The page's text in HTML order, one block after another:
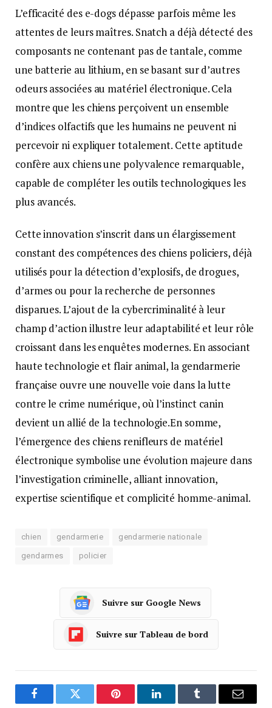
L’efficacité des e-dogs dépasse parfois même les
attentes de leurs maîtres. Snatch a déjà détecté des
composants ne contenant pas de tantale, comme
une batterie au lithium, en se basant sur d’autres
odeurs associées au matériel électronique. Cela
montre que les chiens perçoivent un ensemble
d’indices olfactifs que les humains ne peuvent ni
percevoir ni expliquer totalement. Cette aptitude
confère aux chiens une polyvalence remarquable,
capable de compléter les outils technologiques les
plus avancés.
Cette innovation s’inscrit dans un élargissement
constant des compétences des chiens policiers, déjà
utilisés pour la détection d’explosifs, de drogues,
d’armes ou pour la recherche de personnes
disparues. L’ajout de la cybercriminalité à leur
champ d’action illustre leur adaptabilité et leur rôle
croissant dans les enquêtes modernes. En associant
haute technologie et flair animal, la gendarmerie
française ouvre une nouvelle voie dans la lutte
contre le crime numérique, où l’instinct canin
devient un allié de la technologie.En somme,
l’émergence des chiens renifleurs de matériel
électronique symbolise une évolution majeure dans
l’investigation criminelle, alliant innovation,
expertise scientifique et complicité homme-animal.
chien gendarmerie gendarmerie nationale
gendarmes policier
Suivre sur Google News
Suivre sur Tableau de bord
FacebookTwitter Pinterest LinkedInTumblr